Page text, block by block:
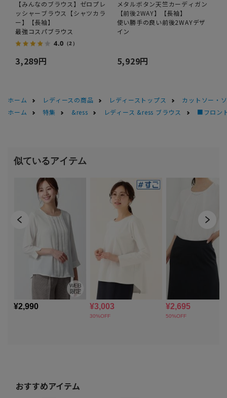
【みんなのブラウス】ゼロプレ
ッシャーブラウス【シャツカラ
ー】【長袖】
最強コスパブラウス
4.0 （2）
3,289円
メタルボタン天竺カーディガン
【前後2WAY】【長袖】
使い勝手の良い前後2WAYデザ
イン
5,929円
ホーム レディースの商品 レディーストップス
カットソー・
ホーム
特集 &ress レディース &ress ブラウス ■フロン